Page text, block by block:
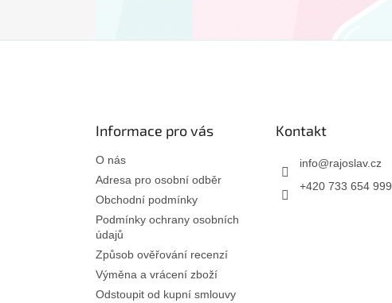
Informace pro vás
O nás
Adresa pro osobní odběr
Obchodní podmínky
Podmínky ochrany osobních
údajů
Způsob ověřování recenzí
Výměna a vrácení zboží
Odstoupit od kupní smlouvy
Kontakt
info@rajoslav.cz
+420 733 654 999